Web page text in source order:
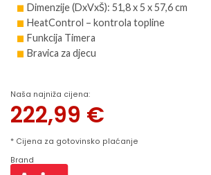
Dimenzije (DxVxŠ): 51,8 x 5 x 57,6 cm
HeatControl – kontrola topline
Funkcija Timera
Bravica za djecu
Naša najniža cijena:
222,99 €
* Cijena za gotovinsko plaćanje
Brand